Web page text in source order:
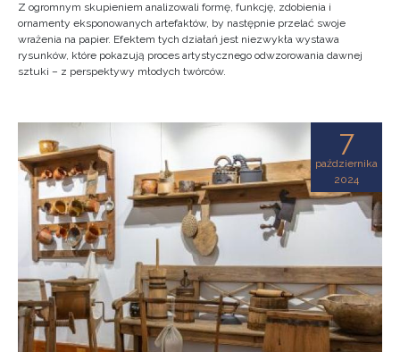
Z ogromnym skupieniem analizowali formę, funkcję, zdobienia i
ornamenty eksponowanych artefaktów, by następnie przelać swoje
wrażenia na papier. Efektem tych działań jest niezwykła wystawa
rysunków, które pokazują proces artystycznego odwzorowania dawnej
sztuki – z perspektywy młodych twórców.
7
października
2024